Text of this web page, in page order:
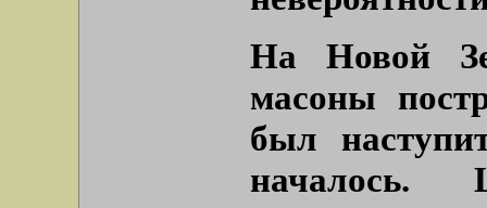
На Новой
масоны
был
началось.